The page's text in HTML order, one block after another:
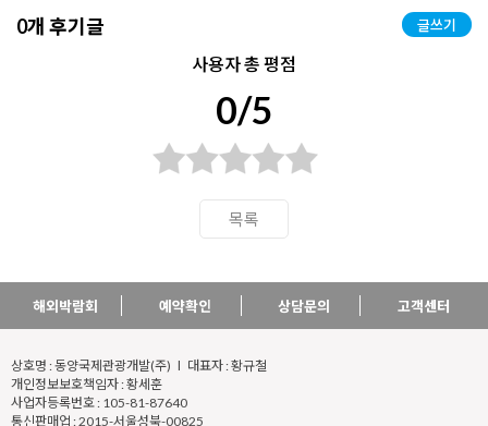
0개 후기글 글쓰기
사용자 총 평점
0/5
목록
해외박람회 예약확인 상담문의 고객센터
상호명 : 동양국제관광개발(주) l 대표자 : 황규철
개인정보보호책임자 : 황세훈
사업자등록번호 : 105-81-87640
통신판매업 : 2015-서울성북-00825